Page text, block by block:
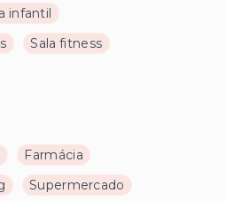
infantil
Sala fitness
Farmácia
Supermercado